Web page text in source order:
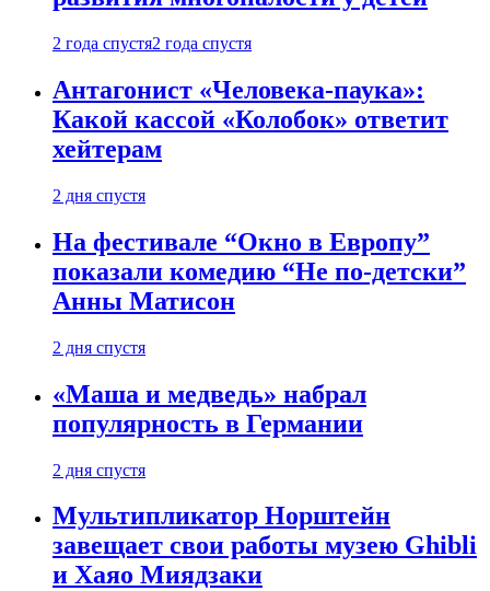
2 года спустя2 года спустя
Антагонист «Человека-паука»:
Какой кассой «Колобок» ответит
хейтерам
2 дня спустя
На фестивале “Окно в Европу”
показали комедию “Не по-детски”
Анны Матисон
2 дня спустя
«Маша и медведь» набрал
популярность в Германии
2 дня спустя
Мультипликатор Норштейн
завещает свои работы музею Ghibli
и Хаяо Миядзаки